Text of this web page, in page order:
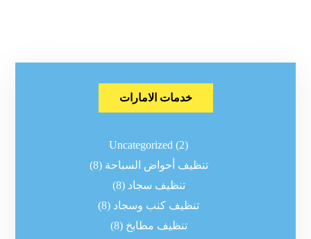
خدمات الامارات
Uncategorized (2)
تنظيف أحواض السباحة (8)
تنظيف سجاد (8)
تنظيف كنب وسجاد (8)
تنظيف مطابخ (8)